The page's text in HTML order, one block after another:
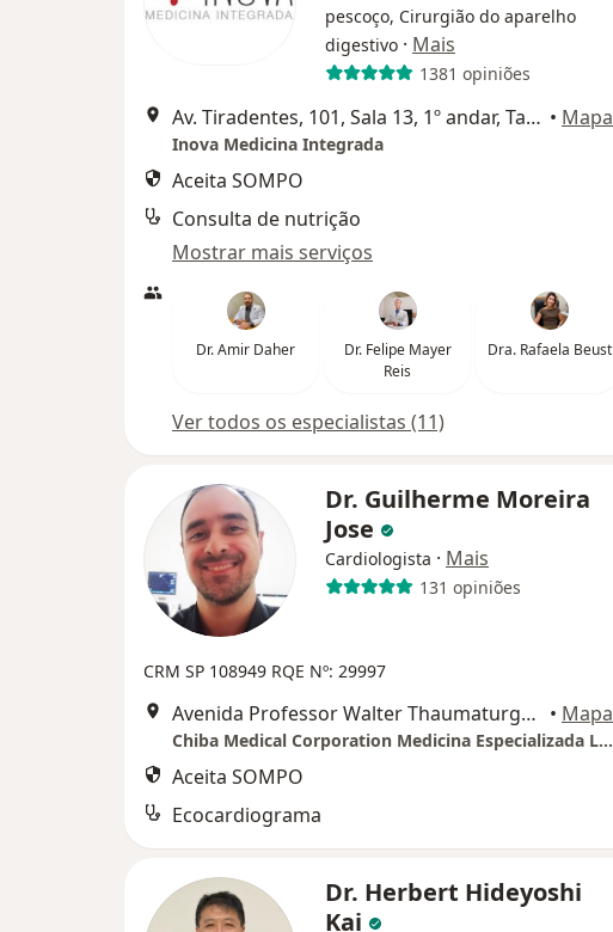
pescoço, Cirurgião do aparelho
digestivo · Mais
1381 opiniões
Av. Tiradentes, 101, Sala 13, 1º andar, Taubaté • Mapa
Inova Medicina Integrada
Aceita SOMPO
Consulta de nutrição
Mostrar mais serviços
Dr. Amir Daher
Dr. Felipe Mayer
Reis
Dra. Rafaela Beust
Ver todos os especialistas (11)
Dr. Guilherme Moreira
Jose
Cardiologista · Mais
131 opiniões
CRM SP 108949 RQE Nº: 29997
Avenida Professor Walter Thaumaturgo - 640 - casa Jardim das Nações, Taubaté • Mapa
Chiba Medical Corporation Medicina Especializada Ltda
Aceita SOMPO
Ecocardiograma
Dr. Herbert Hideyoshi
Kai